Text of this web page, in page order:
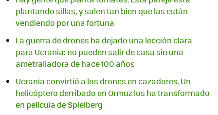
plantando sillas, y salen tan bien que las están
vendiendo por una fortuna
La guerra de drones ha dejado una lección clara
para Ucrania: no pueden salir de casa sin una
ametralladora de hace 100 años
Ucrania convirtió a los drones en cazadores. Un
helicóptero derribado en Ormuz los ha transformado
en película de Spielberg